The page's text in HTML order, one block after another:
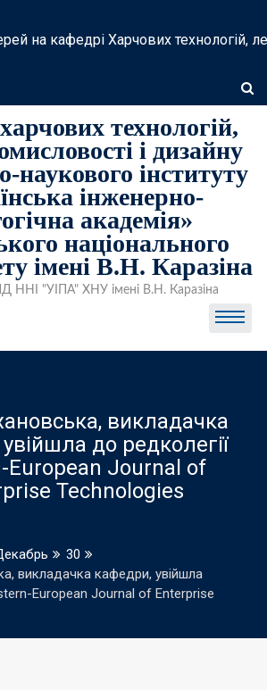
на кафедрі Харчових технологій,
технологій,
і дизайну
наукового інституту
інженерно-
академія»
національного
імені В.Н. Каразіна
ННІ "УІПА" ХНУ імені В.Н. Каразіна
викладачка
до редколегії
European Journal of
Technologies
30
викладачка кафедри, увійшла
European Journal of Enterprise